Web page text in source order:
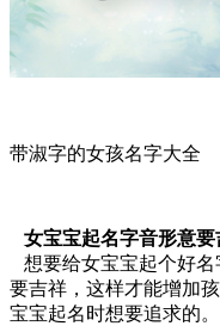
带淑字的女孩名字大全
女宝宝起名字音形意要
想要给女宝宝起个好名
要吉祥，这样才能增加
宝宝起名时想要追求的。